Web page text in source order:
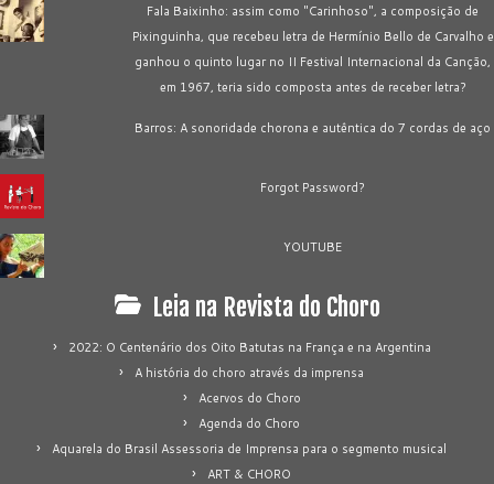
Fala Baixinho: assim como "Carinhoso", a composição de
Pixinguinha, que recebeu letra de Hermínio Bello de Carvalho e
ganhou o quinto lugar no II Festival Internacional da Canção,
em 1967, teria sido composta antes de receber letra?
Barros: A sonoridade chorona e autêntica do 7 cordas de aço
Forgot Password?
YOUTUBE
Leia na Revista do Choro
2022: O Centenário dos Oito Batutas na França e na Argentina
A história do choro através da imprensa
Acervos do Choro
Agenda do Choro
Aquarela do Brasil Assessoria de Imprensa para o segmento musical
ART & CHORO